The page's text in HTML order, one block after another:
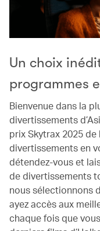
Un choix
programmes
Bienvenue dans la
divertissements
prix Skytrax 2025
divertissements en
détendez-vous et
de divertissements
nous sélectionnons
ayez accès aux
chaque fois que